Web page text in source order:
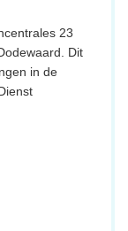
23
Dit
in de